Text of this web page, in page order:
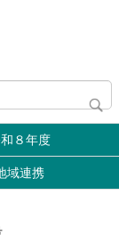
８年度
域連携